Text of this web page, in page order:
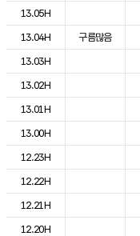
13.05H
13.04H
구름많음
13.03H
13.02H
13.01H
13.00H
12.23H
12.22H
12.21H
12.20H